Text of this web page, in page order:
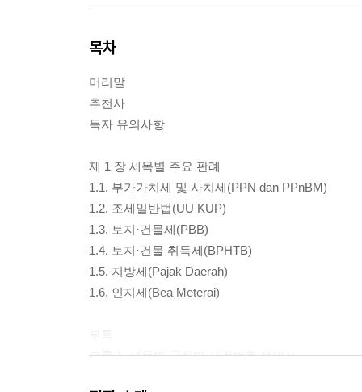
목차
머리말
추천사
독자 유의사항
제 1 장 세목별 주요 판례
1.1. 부가가치세 및 사치세(PPN dan PPnBM)
1.2. 조세일반법(UU KUP)
1.3. 토지·건물세(PBB)
1.4. 토지·건물 취득세(BPHTB)
1.5. 지방세(Pajak Daerah)
1.6. 인지세(Bea Meterai)
부록 1. 세목별 군집별 사건번호 색인표